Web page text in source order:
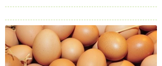
ומדריכת הנקה.